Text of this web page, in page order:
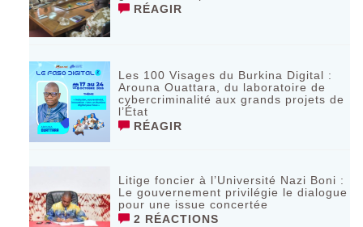
RÉAGIR
Les 100 Visages du Burkina Digital :
Arouna Ouattara, du laboratoire de
cybercriminalité aux grands projets de
l’État
RÉAGIR
Litige foncier à l’Université Nazi Boni :
Le gouvernement privilégie le dialogue
pour une issue concertée
2 RÉACTIONS